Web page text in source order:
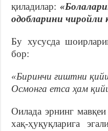
қиладилар:
одобларини чиройли
Бу хусусда
бор:
«Биринчи ғиштни
Осмонга етса ҳам
Оилада эрнинг
хақ-ҳуқуқларига